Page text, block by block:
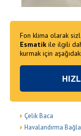
Fon klima olarak
Esmatik ile ilgili
kurmak için
Çelik Baca
Havalandırma